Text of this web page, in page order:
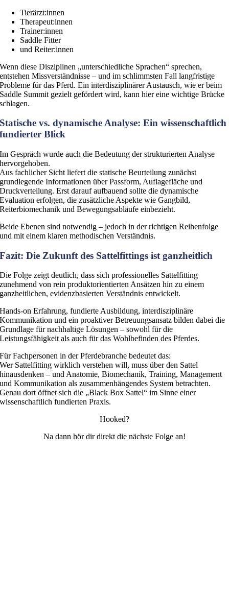
Tierärzt:innen
Therapeut:innen
Trainer:innen
Saddle Fitter
und Reiter:innen
Wenn diese Disziplinen „unterschiedliche Sprachen“ sprechen,
entstehen Missverständnisse – und im schlimmsten Fall langfristige
Probleme für das Pferd. Ein interdisziplinärer Austausch, wie er beim
Saddle Summit gezielt gefördert wird, kann hier eine wichtige Brücke
schlagen.
Statische vs. dynamische Analyse: Ein wissenschaftlich
fundierter Blick
Im Gespräch wurde auch die Bedeutung der strukturierten Analyse
hervorgehoben.
Aus fachlicher Sicht liefert die statische Beurteilung zunächst
grundlegende Informationen über Passform, Auflagefläche und
Druckverteilung. Erst darauf aufbauend sollte die dynamische
Evaluation erfolgen, die zusätzliche Aspekte wie Gangbild,
Reiterbiomechanik und Bewegungsabläufe einbezieht.
Beide Ebenen sind notwendig – jedoch in der richtigen Reihenfolge
und mit einem klaren methodischen Verständnis.
Fazit: Die Zukunft des Sattelfittings ist ganzheitlich
Die Folge zeigt deutlich, dass sich professionelles Sattelfitting
zunehmend von rein produktorientierten Ansätzen hin zu einem
ganzheitlichen, evidenzbasierten Verständnis entwickelt.
Hands-on Erfahrung, fundierte Ausbildung, interdisziplinäre
Kommunikation und ein proaktiver Betreuungsansatz bilden dabei die
Grundlage für nachhaltige Lösungen – sowohl für die
Leistungsfähigkeit als auch für das Wohlbefinden des Pferdes.
Für Fachpersonen in der Pferdebranche bedeutet das:
Wer Sattelfitting wirklich verstehen will, muss über den Sattel
hinausdenken – und Anatomie, Biomechanik, Training, Management
und Kommunikation als zusammenhängendes System betrachten.
Genau dort öffnet sich die „Black Box Sattel“ im Sinne einer
wissenschaftlich fundierten Praxis.
Hooked?
Na dann hör dir direkt die nächste Folge an!